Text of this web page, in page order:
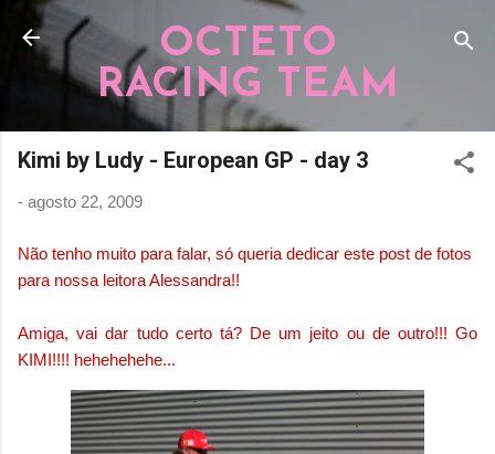
Pular para o conteúdo principal
OCTETO
RACING TEAM
Kimi by Ludy - European GP - day 3
- agosto 22, 2009
Não tenho muito para falar, só queria dedicar este post de fotos
para nossa leitora Alessandra!!
Amiga, vai dar tudo certo tá? De um jeito ou de outro!!! Go
KIMI!!!! hehehehehe...